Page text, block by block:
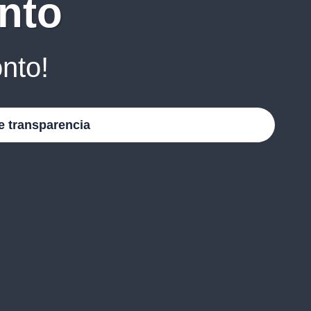
transparencia